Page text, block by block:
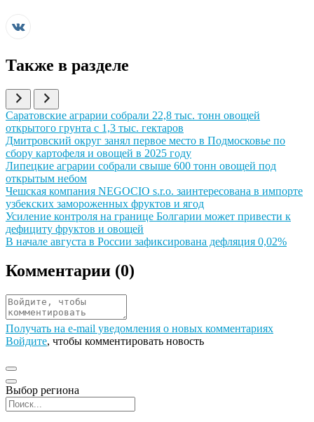
Также в разделе
Иллюстрация новости
Саратовские аграрии собрали 22,8 тыс. тонн овощей
открытого грунта с 1,3 тыс. гектаров
Иллюстрация новости
Дмитровский округ занял первое место в Подмосковье по
сбору картофеля и овощей в 2025 году
Иллюстрация новости
Липецкие аграрии собрали свыше 600 тонн овощей под
открытым небом
Иллюстрация новости
Чешская компания NEGOCIO s.r.o. заинтересована в импорте
узбекских замороженных фруктов и ягод
Иллюстрация новости
Усиление контроля на границе Болгарии может привести к
дефициту фруктов и овощей
Иллюстрация новости
В начале августа в России зафиксирована дефляция 0,02%
Комментарии (0)
Получать на e‑mail уведомления о новых комментариях
Войдите, чтобы комментировать новость
Выбор региона